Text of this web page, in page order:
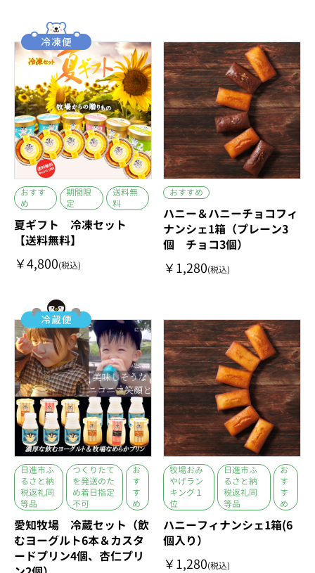
おすす
め
期間限
定
送料無
料
夏ギフト 冷凍セット
【送料無料】
￥4,800(税込)
おすすめ
ハニー＆ハニーチョコフィ
ナンシェ1箱（プレーン3
個 チョコ3個）
￥1,280(税込)
日進市ふ
るさと納
税返礼同
等品
つくりたて
を発送のた
め着日指定
不可
お
す
す
め
愛知牧場 冷蔵セット（飲
むヨーグルト6本＆カスタ
ードプリン4個、杏仁プリ
牧場おみ
やげラン
キング１
位
日進市ふ
るさと納
税返礼同
等品
お
す
す
め
ハニーフィナンシェ1箱(6
個入り）
￥1,280(税込)